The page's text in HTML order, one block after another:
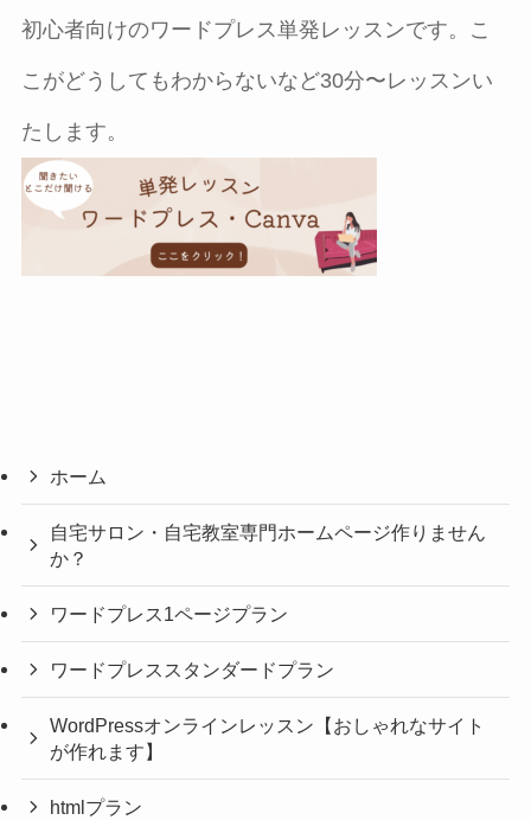
初心者向けのワードプレス単発レッスンです。こ
こがどうしてもわからないなど30分〜レッスンい
たします。
ホーム
自宅サロン・自宅教室専門ホームページ作りません
か？
ワードプレス1ページプラン
ワードプレススタンダードプラン
WordPressオンラインレッスン【おしゃれなサイト
が作れます】
htmlプラン